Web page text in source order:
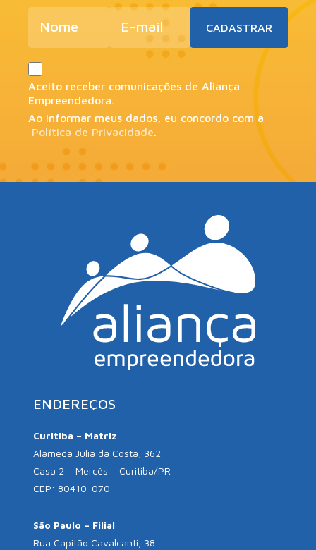
Aceito receber comunicações de Aliança
Empreendedora.
Ao informar meus dados, eu concordo com a
Política de Privacidade.
ENDEREÇOS
Curitiba – Matriz
Alameda Júlia da Costa, 362
Casa 2 – Mercês – Curitiba/PR
CEP: 80410-070
São Paulo – Filial
Rua Capitão Cavalcanti, 38